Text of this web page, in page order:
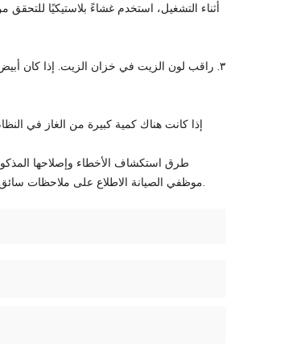
٣. راقب لون الزيت في خزان الزيت. إذا كان
طرق استكشاف الأخطاء وإصلاحها
موظفي الصيانة الاطلاع على ملاحظات سائق الرافعة الشوكية، وإجراء معاينة ميدانية لها لفهم نقاط عطل النظام الهيدروليكي فيها بشكل كامل.